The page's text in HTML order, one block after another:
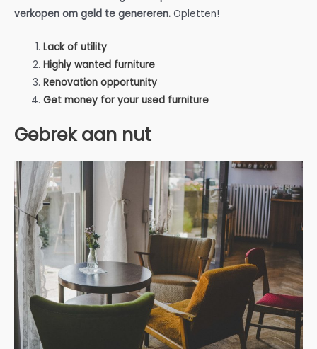
verkopen om geld te genereren. Opletten!
Lack of utility
Highly wanted furniture
Renovation opportunity
Get money for your used furniture
Gebrek aan nut